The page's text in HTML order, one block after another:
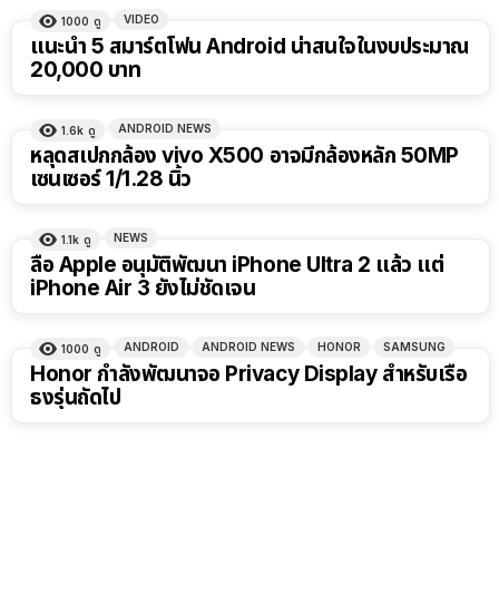
1000 ดู VIDEO
แนะนำ 5 สมาร์ตโฟน Android น่าสนใจในงบประมาณ
20,000 บาท
1.6k ดู ANDROID NEWS
หลุดสเปกกล้อง vivo X500 อาจมีกล้องหลัก 50MP
เซนเซอร์ 1/1.28 นิ้ว
1.1k ดู NEWS
ลือ Apple อนุมัติพัฒนา iPhone Ultra 2 แล้ว แต่
iPhone Air 3 ยังไม่ชัดเจน
1000 ดู ANDROID ANDROID NEWS HONOR SAMSUNG
Honor กำลังพัฒนาจอ Privacy Display สำหรับเรือ
ธงรุ่นถัดไป